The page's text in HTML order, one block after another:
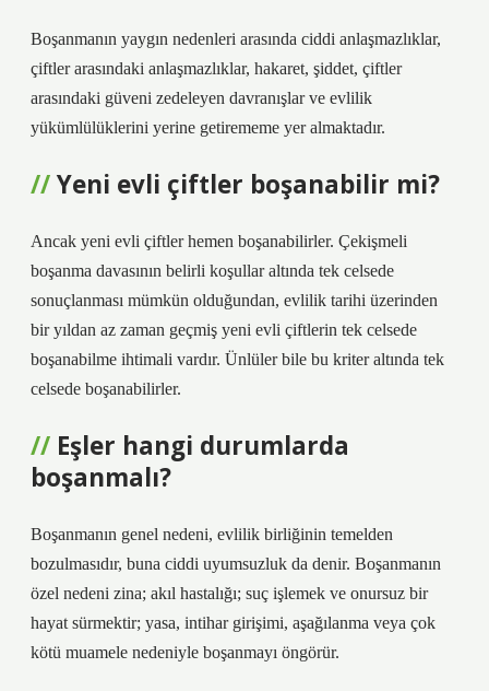
Boşanmanın yaygın nedenleri arasında ciddi anlaşmazlıklar,
çiftler arasındaki anlaşmazlıklar, hakaret, şiddet, çiftler
arasındaki güveni zedeleyen davranışlar ve evlilik
yükümlülüklerini yerine getirememe yer almaktadır.
Yeni evli çiftler boşanabilir mi?
Ancak yeni evli çiftler hemen boşanabilirler. Çekişmeli
boşanma davasının belirli koşullar altında tek celsede
sonuçlanması mümkün olduğundan, evlilik tarihi üzerinden
bir yıldan az zaman geçmiş yeni evli çiftlerin tek celsede
boşanabilme ihtimali vardır. Ünlüler bile bu kriter altında tek
celsede boşanabilirler.
Eşler hangi durumlarda
boşanmalı?
Boşanmanın genel nedeni, evlilik birliğinin temelden
bozulmasıdır, buna ciddi uyumsuzluk da denir. Boşanmanın
özel nedeni zina; akıl hastalığı; suç işlemek ve onursuz bir
hayat sürmektir; yasa, intihar girişimi, aşağılanma veya çok
kötü muamele nedeniyle boşanmayı öngörür.